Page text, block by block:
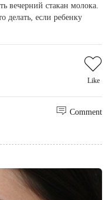
вечерний стакан молока.
делать, если ребенку
Like
Comment